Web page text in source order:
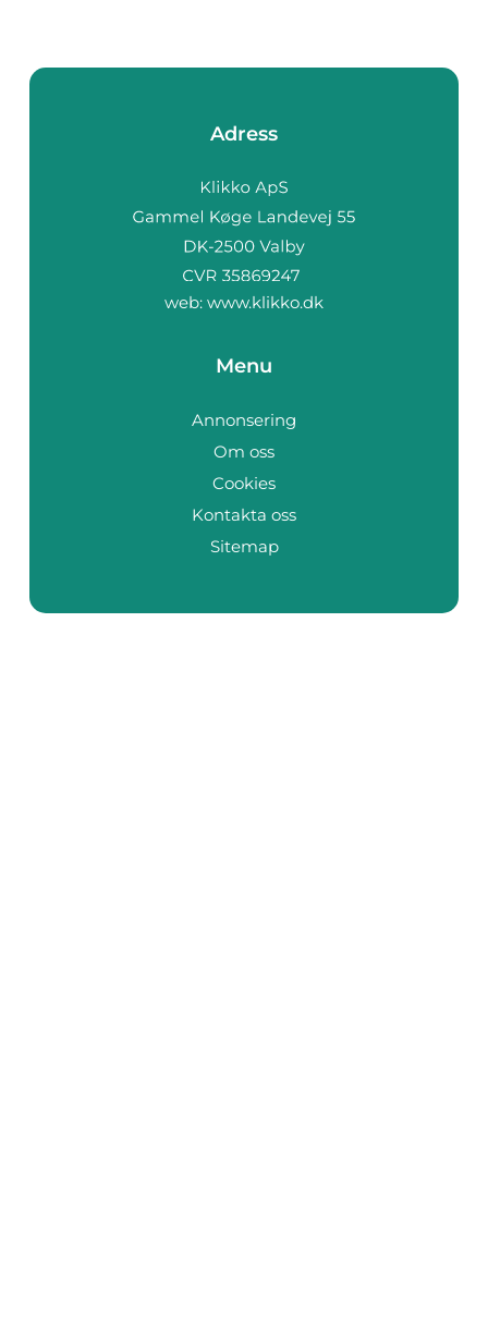
Adress
web: www.klikko.dk
Menu
Annonsering
Om oss
Cookies
Kontakta oss
Sitemap